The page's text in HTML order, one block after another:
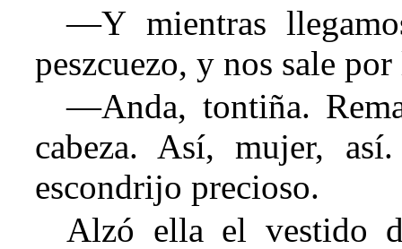
—Y mientras
peszcuezo, y nos sale
—Anda, tontiña.
cabeza. Así, mujer,
escondrijo precioso.
Alzó ella el vestido